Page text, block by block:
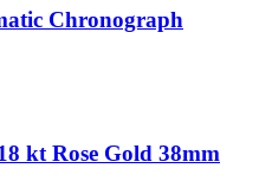
Chronograph
kt Rose Gold 38mm